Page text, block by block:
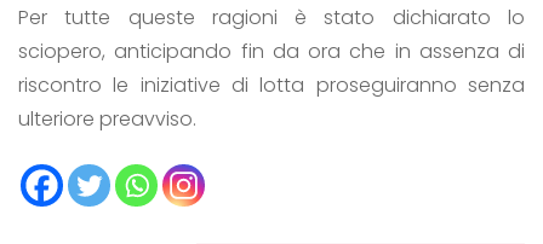
Per tutte queste ragioni è stato dichiarato lo
sciopero, anticipando fin da ora che in assenza di
riscontro le iniziative di lotta proseguiranno senza
ulteriore preavviso.